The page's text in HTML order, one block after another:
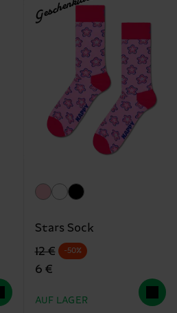
Geschenkidee
Stars Sock
Originalpreis
12 €
Reduzierter Preis
6 €
-50%
AUF LAGER